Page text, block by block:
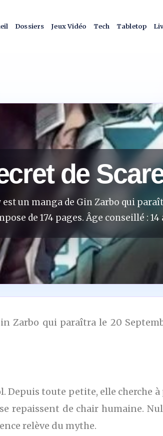
Dossiers Jeux Vidéo Tech Tabletop
de
est un manga de Gin Zarbo qui
de 174 pages. Âge conseillé : 14
Zarbo qui paraîtra le 20
Depuis toute petite, elle cherche
repaissent de chair humaine.
relève du mythe.